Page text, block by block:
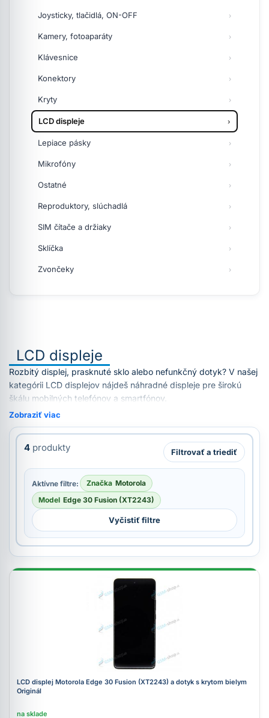
Joysticky, tlačidlá, ON-OFF
Kamery, fotoaparáty
Klávesnice
Konektory
Kryty
LCD displeje
Lepiace pásky
Mikrofóny
Ostatné
Reproduktory, slúchadlá
SIM čítače a držiaky
Sklíčka
Zvončeky
LCD displeje
Rozbitý displej, prasknuté sklo alebo nefunkčný dotyk? V našej
kategórii LCD displejov nájdeš náhradné displeje pre širokú
škálu mobilných telefónov a smartfónov.
Zobraziť viac
4 produkty Filtrovať a triediť
Aktívne filtre: Značka Motorola
Model Edge 30 Fusion (XT2243)
Vyčistiť filtre
LCD displej Motorola Edge 30 Fusion (XT2243) a dotyk s krytom bielym
Originál
na sklade